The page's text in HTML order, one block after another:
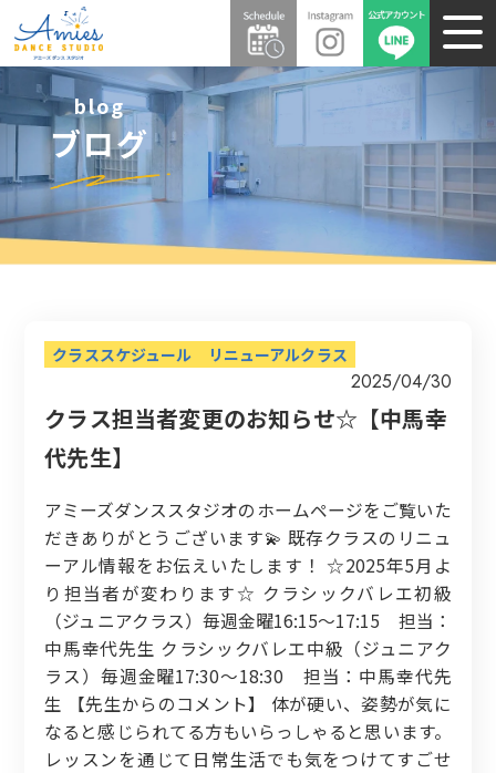
blog
ブログ
クラススケジュール リニューアルクラス
2025/04/30
クラス担当者変更のお知らせ☆【中馬幸
代先生】
アミーズダンススタジオのホームページをご覧いた
だきありがとうございます💫 既存クラスのリニュ
ーアル情報をお伝えいたします！ ☆2025年5月よ
り担当者が変わります☆ クラシックバレエ初級
（ジュニアクラス）毎週金曜16:15〜17:15 担当：
中馬幸代先生 クラシックバレエ中級（ジュニアク
ラス）毎週金曜17:30〜18:30 担当：中馬幸代先
生 【先生からのコメント】 体が硬い、姿勢が気に
なると感じられてる方もいらっしゃると思います。
レッスンを通じて日常生活でも気をつけてすごせ